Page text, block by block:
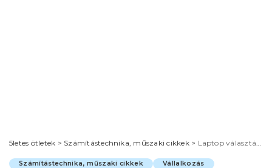
5letes ötletek > Számítástechnika, műszaki cikkek> Laptop választás: processzor, memória, kijelző, akkuidő és hordozhatóság
Számítástechnika, műszaki cikkek Vállalkozás